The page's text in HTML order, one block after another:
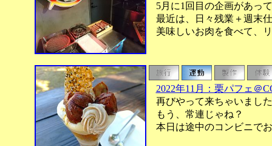
5月に1回目の企画があっ
最近は、日々残業＋週末
美味しいお肉を食べて、
2022年11月：栗パフェ＠
再びやって来ちゃいまし
もう、常連じゃね？
本日は途中のコンビニで